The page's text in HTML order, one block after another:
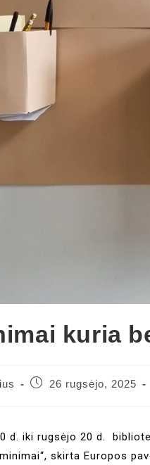
kuria
26 rugsėjo, 2025
d. iki rugsėjo 20 d.
skirta Europos